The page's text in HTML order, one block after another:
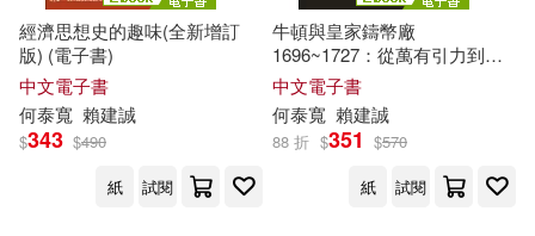
可港澳店取(4)
可新加坡店取(4)
可菲律賓店取(4)
經濟思想史的趣味(全新增訂
版) (電子書)
中文電子書
何泰寬 賴建誠
$343 $490
紙
試閱
牛頓與皇家鑄幣廠
1696~1727：從萬有引力到金
本位的誕生 (電子書)
中文電子書
何泰寬 賴建誠
88 折 $351 $570
紙
試閱